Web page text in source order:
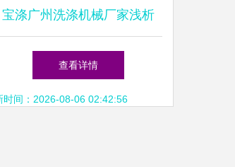
宝涤广州洗涤机械厂家浅析
工业洗衣机电机如何避免烧掉
查看详情
时间：2026-08-06 02:42:56